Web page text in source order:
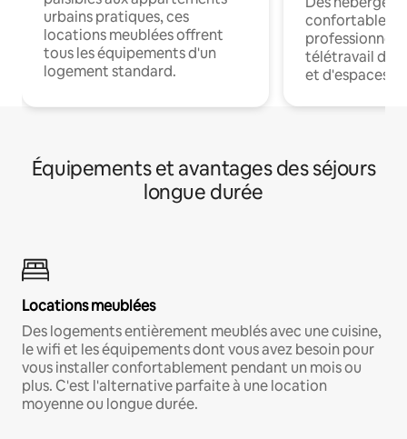
urbains pratiques, ces
locations meublées offrent
tous les équipements d'un
logement standard.
confortables
professionnels
télétravail
et d'espaces
Équipements et avantages des séjours
longue durée
Locations meublées
Des logements entièrement meublés avec une cuisine,
le wifi et les équipements dont vous avez besoin pour
vous installer confortablement pendant un mois ou
plus. C'est l'alternative parfaite à une location
moyenne ou longue durée.